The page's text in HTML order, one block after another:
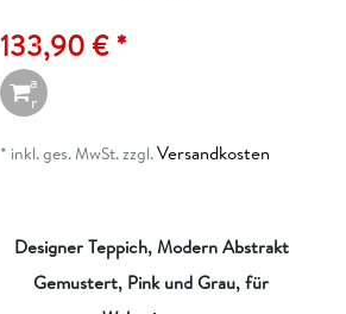
133,90 € *
n
W
a
r
e
n
k
* inkl. ges. MwSt.zzgl.Versandkosten
Designer Teppich, Modern Abstrakt
Gemustert, Pink und Grau, für
I